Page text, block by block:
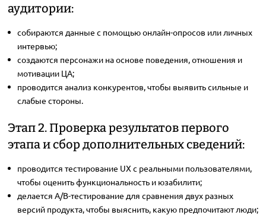
аудитории:
собираются данные с помощью онлайн-опросов или личных
интервью;
создаются персонажи на основе поведения, отношения и
мотивации ЦА;
проводится анализ конкурентов, чтобы выявить сильные и
слабые стороны.
Этап 2. Проверка результатов первого
этапа и сбор дополнительных сведений:
проводится тестирование UX с реальными пользователями,
чтобы оценить функциональность и юзабилити;
делается A/B-тестирование для сравнения двух разных
версий продукта, чтобы выяснить, какую предпочитают люди;